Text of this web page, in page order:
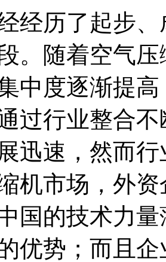
经历了起步
。随着空气
中度逐渐提
过行业整合
迅速，然而
机市场，外
国的技术力
优势；而且